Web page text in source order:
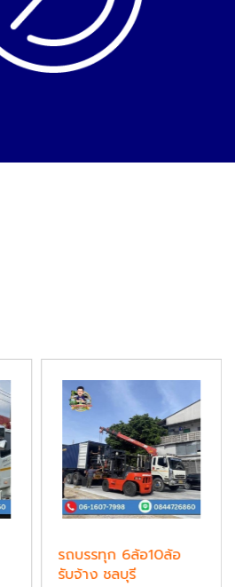
รถบรรทุก 6ล้อ10ล้อ
รับจ้าง ชลบุรี